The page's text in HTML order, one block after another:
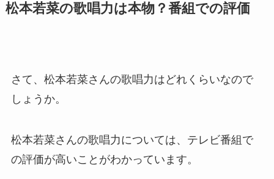
松本若菜の歌唱力は本物？番組での評価
さて、松本若菜さんの歌唱力はどれくらいなので
しょうか。
松本若菜さんの歌唱力については、テレビ番組で
の評価が高いことがわかっています。